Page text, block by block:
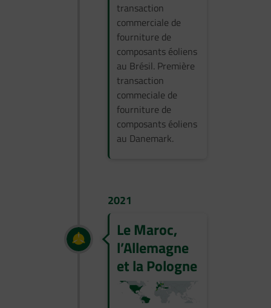
transaction
commerciale de
fourniture de
composants éoliens
au Brésil. Première
transaction
commeciale de
fourniture de
composants éoliens
au Danemark.
2021
Le Maroc,
l’Allemagne
et la Pologne